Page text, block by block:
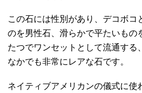
この石には性別があり、デコボコ
のを男性石、滑らかで平たいもの
たつでワンセットとして流通する
なかでも非常にレアな石です。
ネイティブアメリカンの儀式に使